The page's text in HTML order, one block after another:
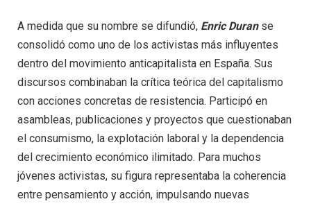
A medida que su nombre se difundió, Enric Duranse
consolidó como uno de los activistas más influyentes
dentro del movimiento anticapitalista en España. Sus
discursos combinaban la crítica teórica del capitalismo
con acciones concretas de resistencia. Participó en
asambleas, publicaciones y proyectos que cuestionaban
el consumismo, la explotación laboral y la dependencia
del crecimiento económico ilimitado. Para muchos
jóvenes activistas, su figura representaba la coherencia
entre pensamiento y acción, impulsando nuevas